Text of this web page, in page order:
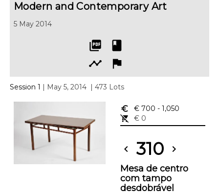
Modern and Contemporary Art
5 May 2014
picture_as_pdf
book
timeline
flag
Session 1 | May 5, 2014 | 473 Lots
euro_symbol € 700 - 1,050
remove_shopping_cart
€ 0
chevron_left 310 chevron_right
Mesa de centro
com tampo
desdobrável